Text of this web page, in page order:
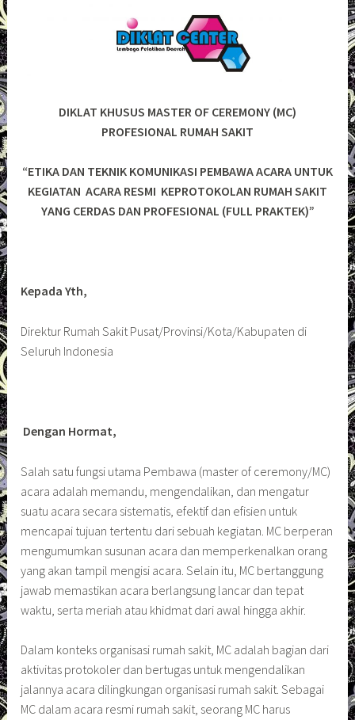
DIKLAT KHUSUS MASTER OF CEREMONY (MC)
PROFESIONAL RUMAH SAKIT
“ETIKA DAN TEKNIK KOMUNIKASI PEMBAWA ACARA UNTUK
KEGIATAN ACARA RESMI KEPROTOKOLAN RUMAH SAKIT
YANG CERDAS DAN PROFESIONAL (FULL PRAKTEK)”
Kepada Yth,
Direktur Rumah Sakit Pusat/Provinsi/Kota/Kabupaten di
Seluruh Indonesia
Dengan Hormat,
Salah satu fungsi utama Pembawa (master of ceremony/MC)
acara adalah memandu, mengendalikan, dan mengatur
suatu acara secara sistematis, efektif dan efisien untuk
mencapai tujuan tertentu dari sebuah kegiatan. MC berperan
mengumumkan susunan acara dan memperkenalkan orang
yang akan tampil mengisi acara. Selain itu, MC bertanggung
jawab memastikan acara berlangsung lancar dan tepat
waktu, serta meriah atau khidmat dari awal hingga akhir.
Dalam konteks organisasi rumah sakit, MC adalah bagian dari
aktivitas protokoler dan bertugas untuk mengendalikan
jalannya acara dilingkungan organisasi rumah sakit. Sebagai
MC dalam acara resmi rumah sakit, seorang MC harus